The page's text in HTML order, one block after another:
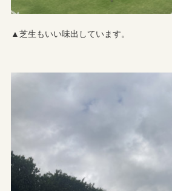
▲芝生もいい味出しています。